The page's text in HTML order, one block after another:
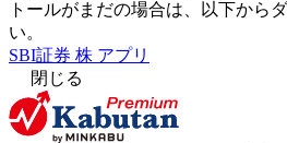
トールがまだの場合は、以下から
い。
SBI証券 株 アプリ
閉じる